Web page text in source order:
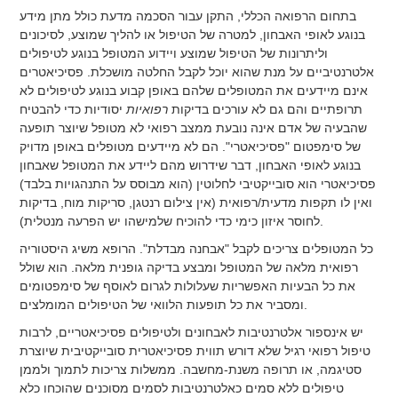
בתחום הרפואה הכללי, התקן עבור הסכמה מדעת כולל מתן מידע
בנוגע לאופי האבחון, למטרה של הטיפול או להליך שמוצע, לסיכונים
וליתרונות של הטיפול שמוצע ויידוע המטופל בנוגע לטיפולים
אלטרנטיביים על מנת שהוא יוכל לקבל החלטה מושכלת. פסיכיאטרים
אינם מיידעים את המטופלים שלהם באופן קבוע בנוגע לטיפולים לא
תרופתיים והם גם לא עורכים בדיקות רפואיותיסודיות כדי להבטיח
שהבעיה של אדם אינה נובעת ממצב רפואי לא מטופל שיוצר תופעה
של סימפטום "פסיכיאטרי". הם לא מיידעים מטופלים באופן מדויק
בנוגע לאופי האבחון, דבר שידרוש מהם ליידע את המטופל שאבחון
פסיכיאטרי הוא סובייקטיבי לחלוטין (הוא מבוסס על התנהגויות בלבד)
ואין לו תקפות מדעית/רפואית (אין צילום רנטגן, סריקות מוח, בדיקות
כל המטופלים צריכים לקבל "אבחנה מבדלת". הרופא משיג היסטוריה
רפואית מלאה של המטופל ומבצע בדיקה גופנית מלאה. הוא שולל
את כל הבעיות האפשריות שעלולות לגרום לאוסף של סימפטומים
יש אינספור אלטרנטיבות לאבחונים ולטיפולים פסיכיאטריים, לרבות
טיפול רפואי רגיל שלא דורש תווית פסיכיאטרית סובייקטיבית שיוצרת
סטיגמה, או תרופה משנת-מחשבה. ממשלות צריכות לתמוך ולממן
טיפולים ללא סמים כאלטרנטיבות לסמים מסוכנים שהוכחו כלא